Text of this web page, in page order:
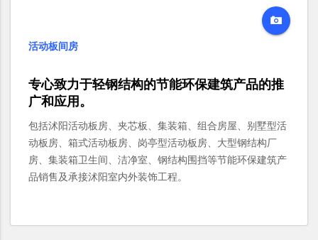
活动板间房
专心致力于轻钢结构的节能环保建筑产品的推
广和应用。
包括沭阳活动板房、夹芯板、集装箱、组合房屋、别墅型活
动板房、箱式活动板房、岗亭型活动板房、大型钢结构厂
房、集装箱卫生间、洁净室、钢结构围挡等节能环保建筑产
品销售及承接沭阳室内外装饰工程。